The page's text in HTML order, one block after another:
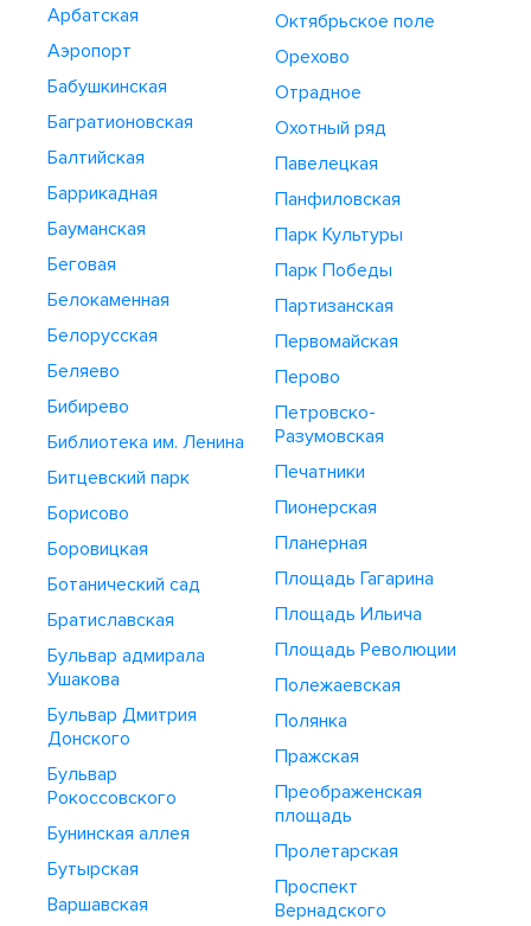
Арбатская
Аэропорт
Бабушкинская
Багратионовская
Балтийская
Баррикадная
Бауманская
Беговая
Белокаменная
Белорусская
Беляево
Бибирево
Библиотека им. Ленина
Битцевский парк
Борисово
Боровицкая
Ботанический сад
Братиславская
Бульвар адмирала
Ушакова
Бульвар Дмитрия
Донского
Бульвар
Рокоссовского
Бунинская аллея
Бутырская
Варшавская
Октябрьское поле
Орехово
Отрадное
Охотный ряд
Павелецкая
Панфиловская
Парк Культуры
Парк Победы
Партизанская
Первомайская
Перово
Петровско-
Разумовская
Печатники
Пионерская
Планерная
Площадь Гагарина
Площадь Ильича
Площадь Революции
Полежаевская
Полянка
Пражская
Преображенская
площадь
Пролетарская
Проспект
Вернадского